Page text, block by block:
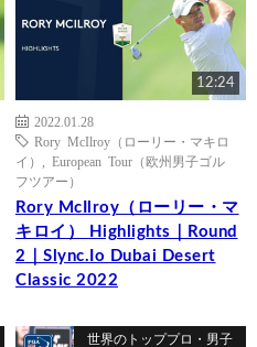
12:24
2022.01.28
Rory McIlroy（ローリー・マキロ
イ）
European Tour（欧州男子ゴル
フツアー）
Rory McIlroy（ローリー・マ
キロイ） Highlights｜Round
2｜Slync.Io Dubai Desert
Classic 2022
世界のトッププロ・男子